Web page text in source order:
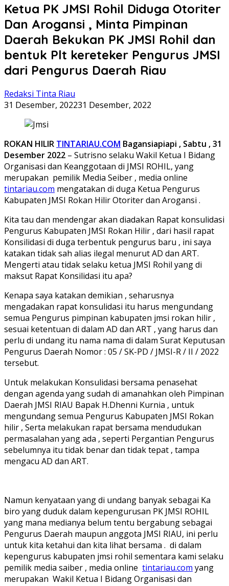
Ketua PK JMSI Rohil Diduga Otoriter
Dan Arogansi , Minta Pimpinan
Daerah Bekukan PK JMSI Rohil dan
bentuk Plt kereteker Pengurus JMSI
dari Pengurus Daerah Riau
Redaksi Tinta Riau
31 Desember, 202231 Desember, 2022
ROKAN HILIR TINTARIAU.COM Bagansiapiapi , Sabtu , 31
Desember 2022 – Sutrisno selaku Wakil Ketua I Bidang
Organisasi dan Keanggotaan di JMSI ROHIL, yang
merupakan pemilik Media Seiber , media online
tintariau.com mengatakan di duga Ketua Pengurus
Kabupaten JMSI Rokan Hilir Otoriter dan Arogansi .
Kita tau dan mendengar akan diadakan Rapat konsulidasi
Pengurus Kabupaten JMSI Rokan Hilir , dari hasil rapat
Konsilidasi di duga terbentuk pengurus baru , ini saya
katakan tidak sah alias ilegal menurut AD dan ART.
Mengerti atau tidak selaku ketua JMSI Rohil yang di
maksut Rapat Konsilidasi itu apa?
Kenapa saya katakan demikian , seharusnya
mengadakan rapat konsulidasi itu harus mengundang
semua Pengurus pimpinan kabupaten jmsi rokan hilir ,
sesuai ketentuan di dalam AD dan ART , yang harus dan
perlu di undang itu nama nama di dalam Surat Keputusan
Pengurus Daerah Nomor : 05 / SK-PD / JMSI-R / II / 2022
tersebut.
Untuk melakukan Konsulidasi bersama penasehat
dengan agenda yang sudah di amanahkan oleh Pimpinan
Daerah JMSI RIAU Bapak H.Dhenni Kurnia , untuk
mengundang semua Pengurus Kabupaten JMSI Rokan
hilir , Serta melakukan rapat bersama mendudukan
permasalahan yang ada , seperti Pergantian Pengurus
sebelumnya itu tidak benar dan tidak tepat , tampa
mengacu AD dan ART.
Namun kenyataan yang di undang banyak sebagai Ka
biro yang duduk dalam kepengurusan PK JMSI ROHIL
yang mana medianya belum tentu bergabung sebagai
Pengurus Daerah maupun anggota JMSI RIAU, ini perlu
untuk kita ketahui dan kita lihat bersama . di dalam
kepengurus kabupaten jmsi rohil sementara kami selaku
pemilik media saiber , media online tintariau.com yang
merupakan Wakil Ketua I Bidang Organisasi dan